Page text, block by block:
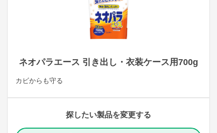
ネオパラエース 引き出し・衣装ケース用700g
カビからも守る
探したい製品を変更する